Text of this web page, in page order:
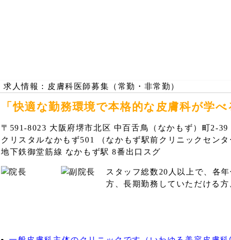
求人情報：皮膚科医師募集（常勤・非常勤）
「快適な勤務環境で本格的な皮膚科が学
〒591-8023 大阪府堺市北区 中百舌鳥（なかもず）町2-39
クリスタルなかもず501 （なかもず駅前クリニックセンタ
地下鉄御堂筋線 なかもず駅 8番出口スグ
スタッフ総数20人以上で、各
方、長期勤務していただける